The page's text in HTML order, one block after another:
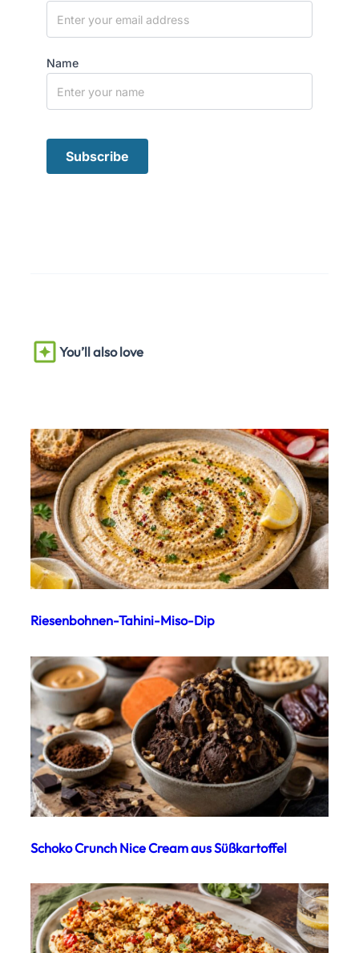
Name
You’ll also love
Riesenbohnen-Tahini-Miso-Dip
Schoko Crunch Nice Cream aus Süßkartoffel